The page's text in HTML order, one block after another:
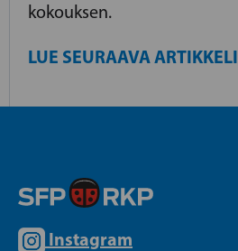
kokouksen.
LUE SEURAAVA ARTIKKELI
Instagram